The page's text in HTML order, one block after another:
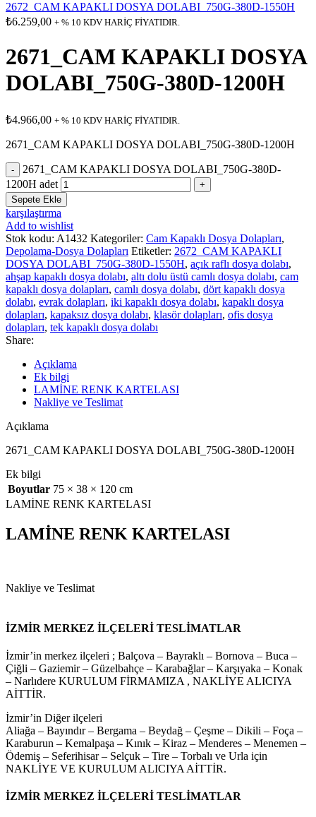
2672_CAM KAPAKLI DOSYA DOLABI_750G-380D-1550H
₺6.259,00 + % 10 KDV HARİÇ FİYATIDIR.
2671_CAM KAPAKLI DOSYA
DOLABI_750G-380D-1200H
₺4.966,00 + % 10 KDV HARİÇ FİYATIDIR.
2671_CAM KAPAKLI DOSYA DOLABI_750G-380D-1200H
2671_CAM KAPAKLI DOSYA DOLABI_750G-380D-
1200H adet
Sepete Ekle
karşılaştırma
Add to wishlist
Stok kodu: A1432 Kategoriler: Cam Kapaklı Dosya Dolapları,
Depolama-Dosya Dolapları Etiketler: 2672_CAM KAPAKLI
DOSYA DOLABI_750G-380D-1550H, açık raflı dosya dolabı,
ahşap kapaklı dosya dolabı, altı dolu üstü camlı dosya dolabı, cam
kapaklı dosya dolapları, camlı dosya dolabı, dört kapaklı dosya
dolabı, evrak dolapları, iki kapaklı dosya dolabı, kapaklı dosya
dolapları, kapaksız dosya dolabı, klasör dolapları, ofis dosya
dolapları, tek kapaklı dosya dolabı
Share:
Açıklama
Ek bilgi
LAMİNE RENK KARTELASI
Nakliye ve Teslimat
Açıklama
2671_CAM KAPAKLI DOSYA DOLABI_750G-380D-1200H
Ek bilgi
Boyutlar 75 × 38 × 120 cm
LAMİNE RENK KARTELASI
LAMİNE RENK KARTELASI
Nakliye ve Teslimat
İZMİR MERKEZ İLÇELERİ TESLİMATLAR
İzmir’in merkez ilçeleri ; Balçova – Bayraklı – Bornova – Buca –
Çiğli – Gaziemir – Güzelbahçe – Karabağlar – Karşıyaka – Konak
– Narlıdere KURULUM FİRMAMIZA , NAKLİYE ALICIYA
AİTTİR.
İzmir’in Diğer ilçeleri
Aliağa – Bayındır – Bergama – Beydağ – Çeşme – Dikili – Foça –
Karaburun – Kemalpaşa – Kınık – Kiraz – Menderes – Menemen –
Ödemiş – Seferihisar – Selçuk – Tire – Torbalı ve Urla için
NAKLİYE VE KURULUM ALICIYA AİTTİR.
İZMİR MERKEZ İLÇELERİ TESLİMATLAR